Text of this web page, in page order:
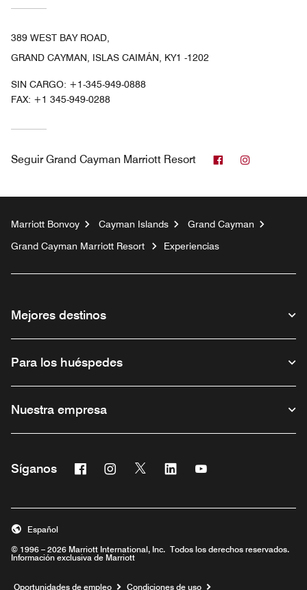
389 WEST BAY ROAD,
GRAND CAYMAN, ISLAS CAIMÁN, KY1 -1202
SIN CARGO: +1-345-949-0888
FAX: +1 345-949-0288
Seguir Grand Cayman Marriott Resort Facebook
Marriott Bonvoy Cayman Islands
Grand Cayman
Grand Cayman Marriott Resort
Experiencias
Mejores destinos
Para los huéspedes
Nuestra empresa
Síganos Facebook
Abre una ventana nueva
Instagram
Abre una ventana nueva
Twitter
Abre una ventana nueva
Linkedin
Abre una ventana nueva
Abre una ventana
© 1996 – 2026 Marriott International, Inc. Todos los derechos reservados.
Información exclusiva de Marriott
Español
Oportunidades de empleo Abre una ventana nueva
Condiciones de uso